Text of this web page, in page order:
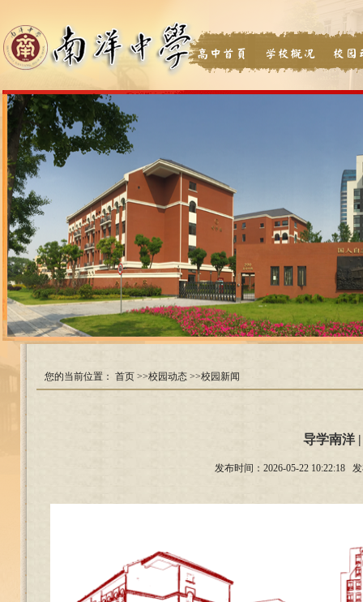
高中首页 学校概况 校园
您的当前位置： 首页 >>校园动态 >>校园新闻
导学南洋
发布时间：2026-05-22 10:22:18